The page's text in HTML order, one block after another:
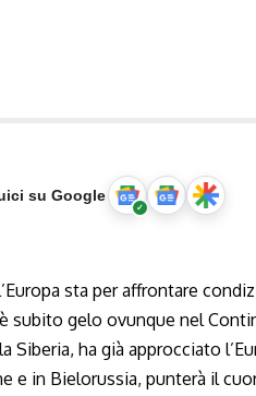
su Google
sta per affrontare
subito gelo ovunque nel
Siberia, ha già approcciato
e in Bielorussia, punterà il